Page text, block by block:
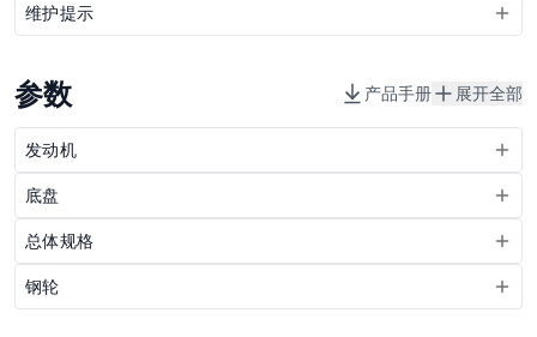
维护提示
参数 产品手册 展开全部
发动机
底盘
总体规格
钢轮